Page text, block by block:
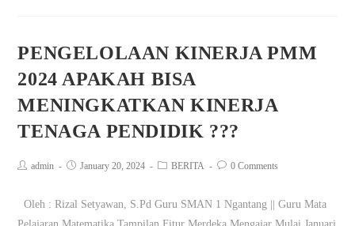
PENGELOLAAN KINERJA PMM
2024 APAKAH BISA
MENINGKATKAN KINERJA
TENAGA PENDIDIK ???
admin January 20, 2024 BERITA 0 Comments
Oleh : Rizal Setyawan, S.Pd Guru SMAN 1 Ngantang || Guru Mata